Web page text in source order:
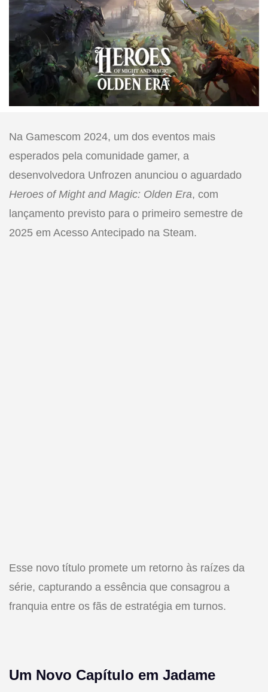
Na Gamescom 2024, um dos eventos mais
esperados pela comunidade gamer, a
desenvolvedora Unfrozen anunciou o aguardado
Heroes of Might and Magic: Olden Era, com
lançamento previsto para o primeiro semestre de
2025 em Acesso Antecipado na Steam.
Esse novo título promete um retorno às raízes da
série, capturando a essência que consagrou a
franquia entre os fãs de estratégia em turnos.
Um Novo Capítulo em Jadame